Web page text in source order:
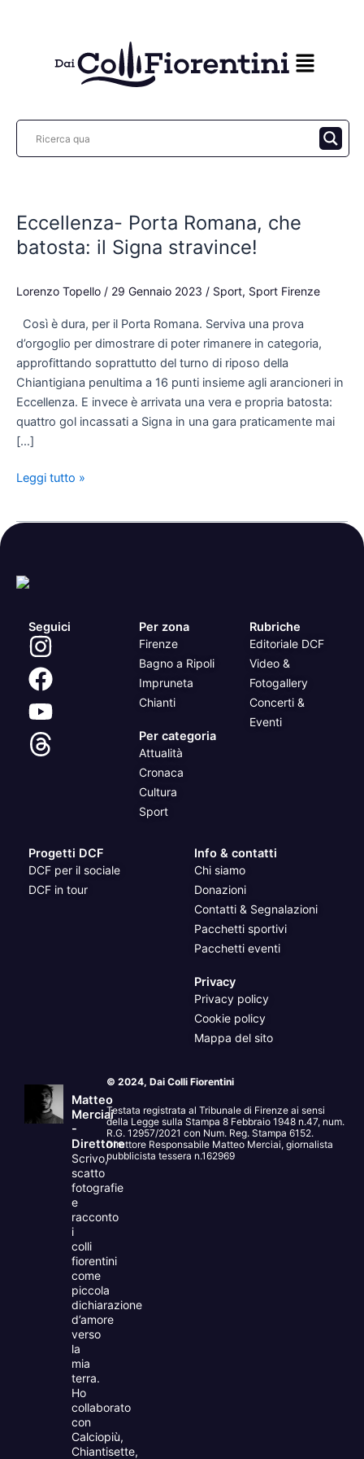
Eccellenza- Porta Romana, che
batosta: il Signa stravince!
Lorenzo Topello / 29 Gennaio 2023 / Sport, Sport Firenze
Così è dura, per il Porta Romana. Serviva una prova
d’orgoglio per dimostrare di poter rimanere in categoria,
approfittando soprattutto del turno di riposo della
Chiantigiana penultima a 16 punti insieme agli arancioneri in
Eccellenza. E invece è arrivata una vera e propria batosta:
quattro gol incassati a Signa in una gara praticamente mai
[…]
Romana,
che
Signa
stravince!
Leggi tutto »
Seguici Per zona
Firenze
Bagno a Ripoli
Impruneta
Chianti
Per categoria
Attualità
Cronaca
Cultura
Sport
Rubriche
Editoriale DCF
Video &
Fotogallery
Concerti &
Eventi
Progetti DCF
DCF per il sociale
DCF in tour
Info & contatti
Chi siamo
Donazioni
Contatti & Segnalazioni
Pacchetti sportivi
Pacchetti eventi
Privacy
Privacy policy
Cookie policy
Mappa del sito
Matteo
Merciai
-
Direttore
Scrivo,
scatto
fotografie
e
racconto
i
colli
fiorentini
come
piccola
dichiarazione
d’amore
verso
la
mia
terra.
Ho
collaborato
con
Calciopiù,
Chiantisette,
© 2024, Dai Colli Fiorentini
Testata registrata al Tribunale di Firenze ai sensi
della Legge sulla Stampa 8 Febbraio 1948 n.47, num.
R.G. 12957/2021 con Num. Reg. Stampa 6152.
Direttore Responsabile Matteo Merciai, giornalista
pubblicista tessera n.162969